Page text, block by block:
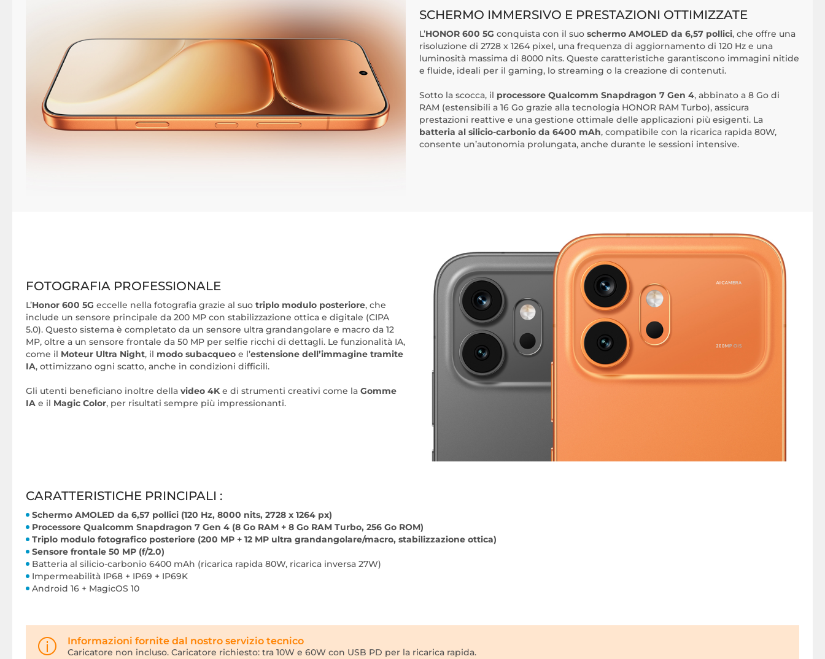
SCHERMO IMMERSIVO E PRESTAZIONI OTTIMIZZATE
L’HONOR 600 5G conquista con il suo schermo AMOLED da 6,57 pollici, che offre una
risoluzione di 2728 x 1264 pixel, una frequenza di aggiornamento di 120 Hz e una
luminosità massima di 8000 nits. Queste caratteristiche garantiscono immagini nitide
e fluide, ideali per il gaming, lo streaming o la creazione di contenuti.
Sotto la scocca, il processore Qualcomm Snapdragon 7 Gen 4, abbinato a 8 Go di
RAM (estensibili a 16 Go grazie alla tecnologia HONOR RAM Turbo), assicura
prestazioni reattive e una gestione ottimale delle applicazioni più esigenti. La
batteria al silicio-carbonio da 6400 mAh, compatibile con la ricarica rapida 80W,
consente un’autonomia prolungata, anche durante le sessioni intensive.
FOTOGRAFIA PROFESSIONALE
L’Honor 600 5G eccelle nella fotografia grazie al suo triplo modulo posteriore, che
include un sensore principale da 200 MP con stabilizzazione ottica e digitale (CIPA
5.0). Questo sistema è completato da un sensore ultra grandangolare e macro da 12
MP, oltre a un sensore frontale da 50 MP per selfie ricchi di dettagli. Le funzionalità IA,
come il Moteur Ultra Night, il modo subacqueo e l’estensione dell’immagine tramite
IA, ottimizzano ogni scatto, anche in condizioni difficili.
Gli utenti beneficiano inoltre della video 4Ke di strumenti creativi come la Gomme
IA e il Magic Color, per risultati sempre più impressionanti.
CARATTERISTICHE PRINCIPALI :
Schermo AMOLED da 6,57 pollici (120 Hz, 8000 nits, 2728 x 1264 px)
Processore Qualcomm Snapdragon 7 Gen 4 (8 Go RAM + 8 Go RAM Turbo, 256 Go ROM)
Triplo modulo fotografico posteriore (200 MP + 12 MP ultra grandangolare/macro, stabilizzazione ottica)
Sensore frontale 50 MP (f/2.0)
Batteria al silicio-carbonio 6400 mAh (ricarica rapida 80W, ricarica inversa 27W)
Impermeabilità IP68 + IP69 + IP69K
Android 16 + MagicOS 10
Informazioni fornite dal nostro servizio tecnico
Caricatore non incluso. Caricatore richiesto: tra 10W e 60W con USB PD per la ricarica rapida.